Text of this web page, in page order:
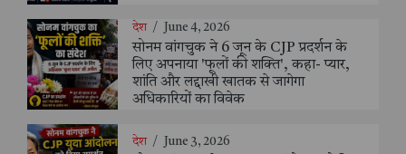
देश / June 4, 2026
सोनम वांगचुक ने 6 जून के CJP प्रदर्शन के
लिए अपनाया 'फूलों की शक्ति', कहा- प्यार,
शांति और लद्दाखी खातक से जागेगा
अधिकारियों का विवेक
देश / June 3, 2026